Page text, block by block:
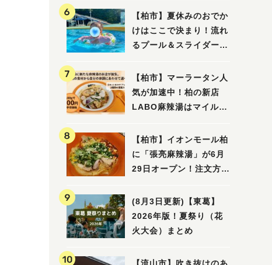
【柏市】夏休みのおでか
けはここで決まり！流れ
るプール＆スライダーに
ル」を親子で満喫してき
ました！
【柏市】マーラータン人
気が加速中！柏の新店
LABO麻辣湯はマイルド
【柏市】イオンモール柏
に「張亮麻辣湯」が6月
29日オープン！注文方法
ビュー
(8月3日更新)【東葛】
2026年版！夏祭り（花
火大会）まとめ